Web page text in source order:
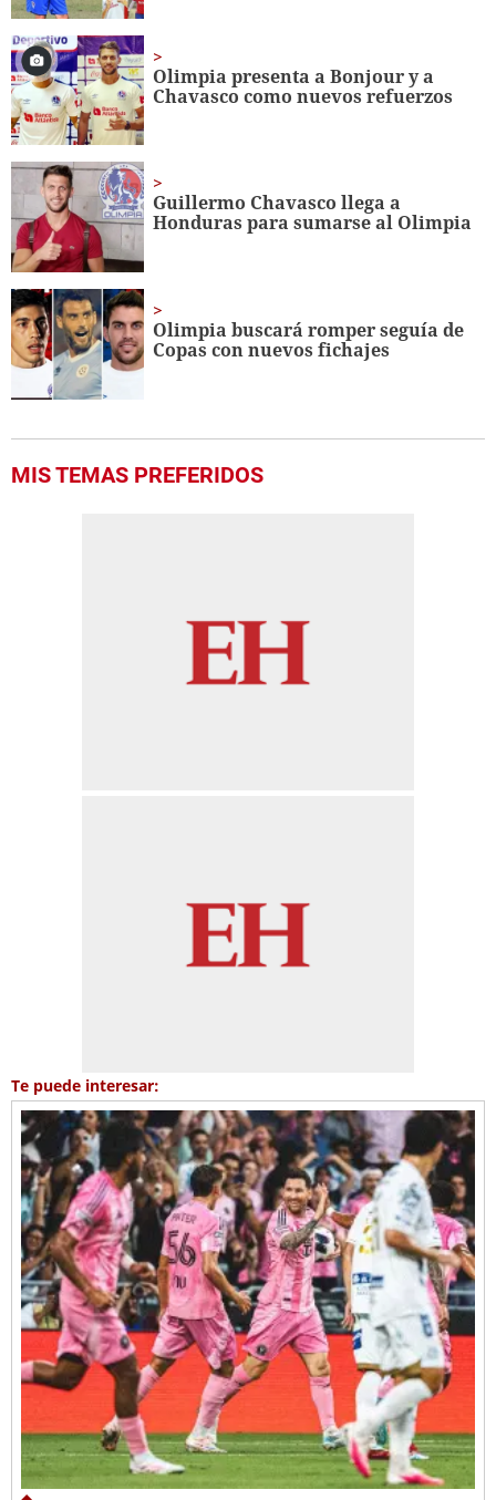
Olimpia presenta a Bonjour y a
Chavasco como nuevos refuerzos
Guillermo Chavasco llega a
Honduras para sumarse al Olimpia
Olimpia buscará romper seguía de
Copas con nuevos fichajes
MIS TEMAS PREFERIDOS
Te puede interesar: